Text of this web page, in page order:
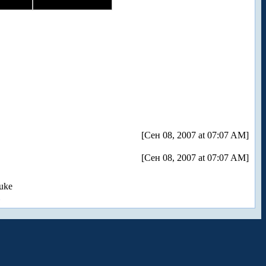
[Сен 08, 2007 at 07:07 AM]
[Сен 08, 2007 at 07:07 AM]